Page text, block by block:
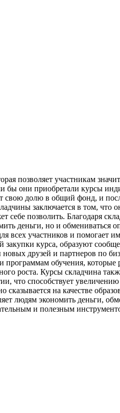
позволяет участникам
бы они приобретали курсы
свою долю в общий фонд, и
заключается в том, что
позволить. Благодаря
деньги, но и обмениваться
всех участников и помогает
курса, образуют
друзей и партнеров по
программам обучения,
роста. Курсы складчина
что способствует
сказывается на качестве
людям экономить деньги,
и полезным